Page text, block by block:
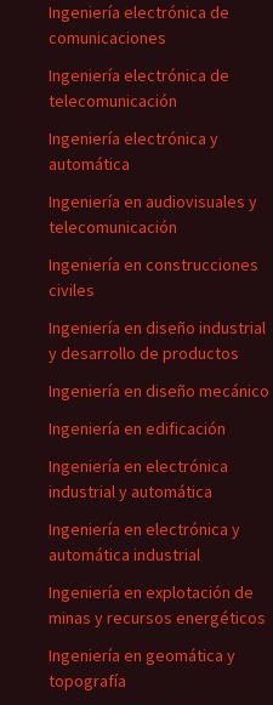
Ingeniería electrónica de
comunicaciones
Ingeniería electrónica de
telecomunicación
Ingeniería electrónica y
automática
Ingeniería en audiovisuales y
telecomunicación
Ingeniería en construcciones
civiles
Ingeniería en diseño industrial
y desarrollo de productos
Ingeniería en diseño mecánico
Ingeniería en edificación
Ingeniería en electrónica
industrial y automática
Ingeniería en electrónica y
automática industrial
Ingeniería en explotación de
minas y recursos energéticos
Ingeniería en geomática y
topografía